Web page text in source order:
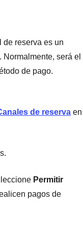
de reserva es un
será el
de pago.
de reserva en
Permitir
pagos de